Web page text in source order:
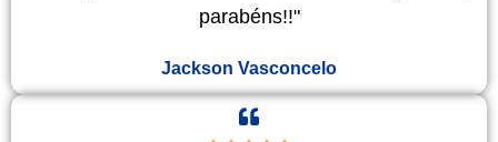
parabéns!!"
Jackson Vasconcelo